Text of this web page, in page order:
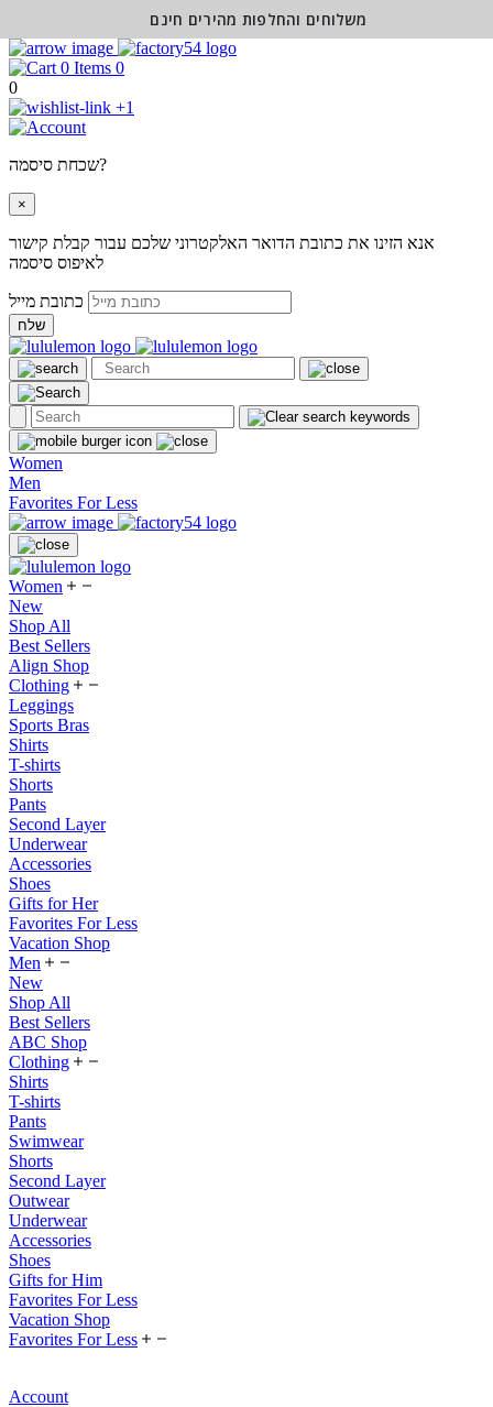
0
0
+1
שכחת סיסמה?
×
אנא הזינו את כתובת הדואר האלקטרוני שלכם עבור קבלת קישור
לאיפוס סיסמה
שלח
Women
Men
Favorites For Less
Women
New
Shop All
Best Sellers
Align Shop
Clothing
Leggings
Sports Bras
Shirts
T-shirts
Shorts
Pants
Second Layer
Underwear
Accessories
Shoes
Gifts for Her
Favorites For Less
Vacation Shop
Men
New
Shop All
Best Sellers
ABC Shop
Clothing
Shirts
T-shirts
Pants
Swimwear
Shorts
Second Layer
Outwear
Underwear
Accessories
Shoes
Gifts for Him
Favorites For Less
Vacation Shop
Favorites For Less
Account
משלוחים והחלפות מהירים חינם